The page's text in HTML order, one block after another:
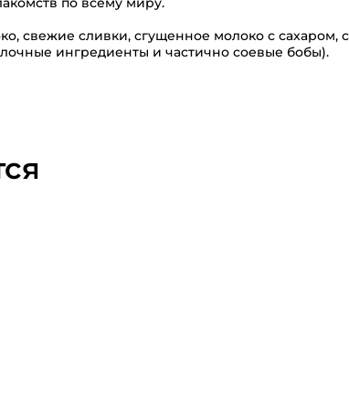
свежие сливки, сгущенное молоко с сахаром,
ингредиенты и частично соевые бобы).